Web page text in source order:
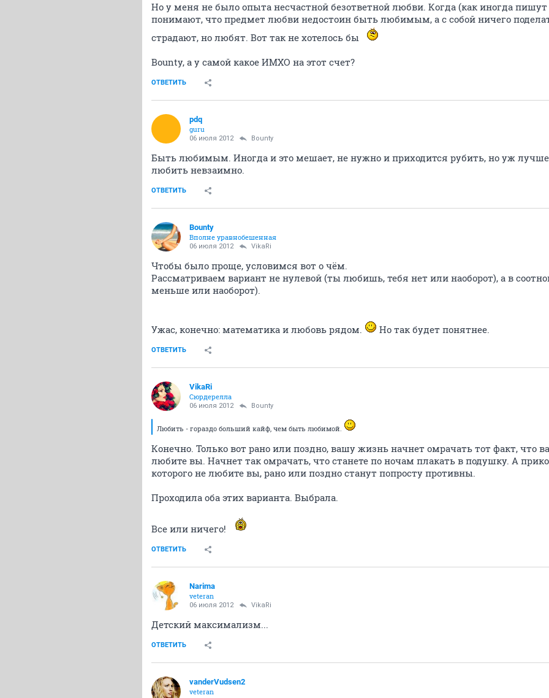
Но у меня не было опыта несчастной безответной любви. Когда (как иногда
понимают, что предмет любви недостоин быть любимым, а с собой ничего
страдают, но любят. Вот так не хотелось бы
Bounty, а у самой какое ИМХО на этот счет?
ОТВЕТИТЬ
pdq
guru
06 июля 2012 Bounty
Быть любимым. Иногда и это мешает, не нужно и приходится рубить, но уж
любить невзаимно.
ОТВЕТИТЬ
Bounty
Вполне уравнобешенная
06 июля 2012 VikaRi
Чтобы было проще, условимся вот о чём.
Рассматриваем вариант не нулевой (ты любишь, тебя нет или наоборот), а в
меньше или наоборот).
Ужас, конечно: математика и любовь рядом. Но так будет понятнее.
ОТВЕТИТЬ
VikaRi
Сюрдерелла
06 июля 2012 Bounty
Любить - гораздо больший кайф, чем быть любимой.
Конечно. Только вот рано или поздно, вашу жизнь начнет омрачать тот факт, что
любите вы. Начнет так омрачать, что станете по ночам плакать в подушку. А
которого не любите вы, рано или поздно станут попросту противны.
Проходила оба этих варианта. Выбрала.
Все или ничего!
ОТВЕТИТЬ
Narima
veteran
06 июля 2012 VikaRi
Детский максимализм...
ОТВЕТИТЬ
vanderVudsen2
veteran